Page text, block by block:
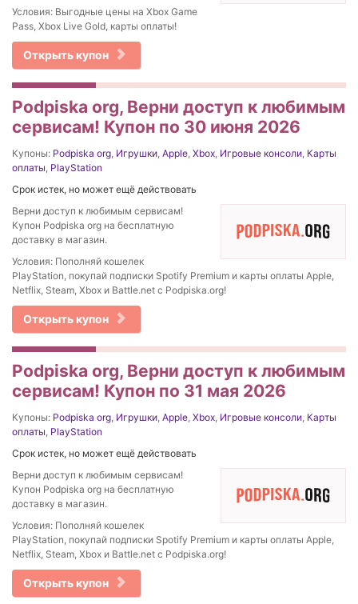
Условия: Выгодные цены на Xbox Game
Pass, Xbox Live Gold, карты оплаты!
Открыть купон
Podpiska org, Верни доступ к любимым
сервисам! Купон по 30 июня 2026
Купоны: Podpiska org, Игрушки, Apple, Xbox, Игровые консоли, Карты
оплаты, PlayStation
Срок истек, но может ещё действовать
Верни доступ к любимым сервисам!
Купон Podpiska org на бесплатную
доставку в магазин.
Условия: Пополняй кошелек
PlayStation, покупай подписки Spotify Premium и карты оплаты Apple,
Netflix, Steam, Xbox и Battle.net с Podpiska.org!
Открыть купон
Podpiska org, Верни доступ к любимым
сервисам! Купон по 31 мая 2026
Купоны: Podpiska org, Игрушки, Apple, Xbox, Игровые консоли, Карты
оплаты, PlayStation
Срок истек, но может ещё действовать
Верни доступ к любимым сервисам!
Купон Podpiska org на бесплатную
доставку в магазин.
Условия: Пополняй кошелек
PlayStation, покупай подписки Spotify Premium и карты оплаты Apple,
Netflix, Steam, Xbox и Battle.net с Podpiska.org!
Открыть купон